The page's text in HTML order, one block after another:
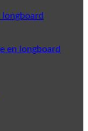
longboard
en longboard